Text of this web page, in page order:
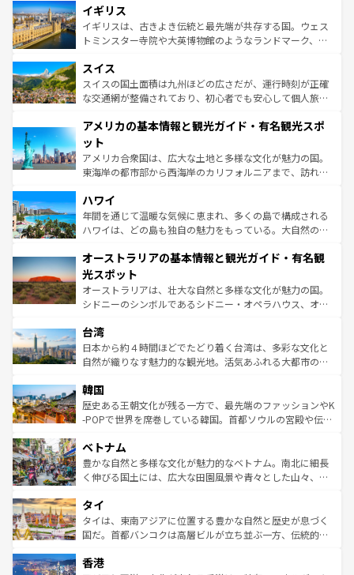
香り高いラベンダー畑など、多彩な楽しみ方が可能だ。さ
らに、パリ以外の地域にも魅力が溢れており、どの街角に
も豊かな歴史と文化が息づいている。パリ以外の個性あふ
を参照してほしい。
顔を持つこの国は、どこを歩いても飽きることがない。ベ
ルリンの文化的活気、バイエルン州のアルプスの絶景、そ
してライン川沿いのワイン畑といった風景は必見。ビール
は、お酒好きな人にはぜひ体験してほしい。 なお、新着の
ドイツ情報はコンテンツ一覧を参照してほしい。
イギリス
イギリスは、古きよき伝統と最先端が共存する国。ウェス
トミンスター寺院や大英博物館のようなランドマーク、歴
リアごとに異なる魅力がある。また、優雅なアフタヌーン
ティー、ビール好きにはたまらない英国パブ、サッカー観
戦など、本場だからこそできる体験も豊富。イギリスを旅
ンツ一覧を参照してほしい。
スイス
スイスの国土面積は九州ほどの広さだが、運行時刻が正確
な交通網が整備されており、初心者でも安心して個人旅行
の建物がそのまま残る町や、スイスならではのユニークな
博物館もあり、アルプス観光だけでなく町歩きも満喫する
ことができる。国民の所得が高いため物価も高いが、旅行
者向けの交通パス提供のサービスもあり、うまく活用すれ
着のスイス情報は
アメリカの基本情報と観光ガイド・有名観光スポ
ット
アメリカ合衆国は、広大な土地と多様な文化が魅力の国。
東海岸の都市部から西海岸のカリフォルニアまで、訪れる
のような巨大都市は、観光、ショッピング、エンターテイ
ンメントが詰まった刺激的なスポットだ。一方、アメリカ
西部には大自然が広がり、グランドキャニオンやイエロー
部のニューオーリンズでは、音楽と美食が融合した独特の
文化が魅力。旅行者はアメリカの各地域で異なる魅力を楽
しみながら、その多様性と豊かな歴史を感じることができ
るだろう。車でのロードトリップや列車の旅も、アメリカ
情報は
ハワイ
年間を通じて温暖な気候に恵まれ、多くの島で構成される
ハワイは、どの島も独自の魅力をもっている。大自然の神
ワイ島は見逃せない。また、定番の観光地といえばオアフ
島だが、静かな自然を求めるならマウイ島やカウアイ島が
おすすめ。エメラルドグリーンに輝く海をはじめ、豊かな
文化や歴史が息づいている。「アロハスピリット」と呼ば
人々、おいしいローカルフードやハワイアンミュージッ
ク、伝統的なフラダンスなど、すべてがハワイの魅力を彩
っている。訪れるたびに新しい発見と感動が待っているハ
はコンテンツ一覧
オーストラリアの基本情報と観光ガイド・有名観
光スポット
オーストラリアは、壮大な自然と多様な文化が魅力の国。
シドニーのシンボルであるシドニー・オペラハウス、オー
リアリーフや大陸中央部にそびえるウルル（エアーズロッ
ク）、タスマニアの美しい原生林やケアンズの熱帯雨林な
ど、見どころがたくさん。また、カフェやワイン、オージ
いる。アクティビティも充実しており、サーフィンやダイ
ビング、ハイキングなど、アウトドア好きにはたまらな
い。オーストラリアの多彩な魅力を存分に味わいつくそ
参照してほしい。
台湾
日本から約４時間ほどでたどり着く台湾は、多彩な文化と
自然が織りなす魅力的な観光地。活気あふれる大都市の台
ン）、静ひつな山岳地帯である台湾東部など、都市の喧騒
と山間の静けさが共存しており、訪れる人に新しい発見と
驚きをもたらしてくれる。また、奥深い台湾の食文化も魅
容にもいいと評判のスイーツなど、バラエティ豊かな料理
が味わえる。 なお、新着の台湾情報は コンテンツ一覧を参
照してほしい。
韓国
歴史ある王朝文化が残る一方で、最先端のファッションやK
-POPで世界を席巻している韓国。首都ソウルの宮殿や伝統
き、地方に足を延ばせば四季折々の自然美を楽しむことが
できる。そして、キムチや焼肉、絶品のストリートフード
まで、さまざまな韓国料理が待っている。夜には、韓国な
リティに包まれながら、韓国の多彩な魅力を心ゆくまで味
わってみてほしい。 なお、新着の韓国情報はコンテンツ一
覧を参照してほしい。
ベトナム
豊かな自然と多様な文化が魅力的なベトナム。南北に細長
く伸びる国土には、広大な田園風景や青々とした山々、世
急速な発展と共に伝統が息づく。ハノイの古い町並みやホ
ーチミン市のフランス統治時代の建物も、独特の雰囲気を
醸し出している。また、バラエティの豊かさとおいしさで
とつ。フォーやバインミー、ベトナムコーヒーなどは、ぜ
タイ
タイは、東南アジアに位置する豊かな自然と歴史が息づく
国だ。首都バンコクは高層ビルが立ち並ぶ一方、伝統的な
の活気が交差している。北部ではチェンマイなどの山岳地
香港